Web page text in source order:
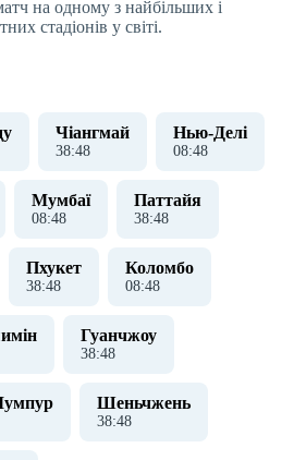
на одному з найбільших і
стадіонів у світі.
Чіангмай
38:48
Нью-Делі
08:48
Мумбаї
08:48
Паттайя
38:48
Пхукет
38:48
Коломбо
08:48
Гуанчжоу
38:48
Шеньчжень
38:48